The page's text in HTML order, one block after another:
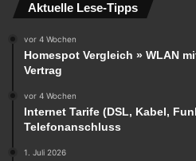
Aktuelle Lese-Tipps
vor 4 Wochen
Homespot Vergleich » WLAN
Vertrag
vor 4 Wochen
Internet Tarife (DSL, Kabel,
Telefonanschluss
1. Juli 2026